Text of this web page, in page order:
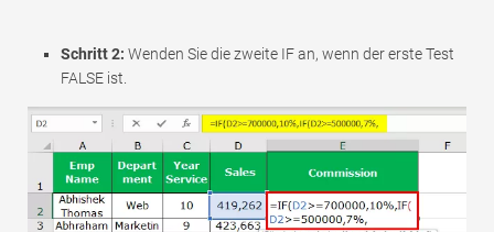
Schritt 2: Wenden Sie die zweite IF an, wenn der erste Test
FALSE ist.